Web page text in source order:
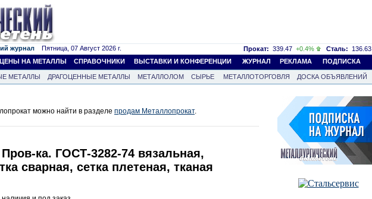
журнал Пятница, 07 Август 2026 г. Прокат: 339.47 +0.4% Сталь: 136.63
ЦЕНЫ НА МЕТАЛЛЫ СПРАВОЧНИКИ ВЫСТАВКИ И КОНФЕРЕНЦИИ ЖУРНАЛ РЕКЛАМА ПОДПИСКА
МЕТАЛЛЫ ДРАГОЦЕННЫЕ МЕТАЛЛЫ МЕТАЛЛОЛОМ СЫРЬЕ МЕТАЛЛОТОРГОВЛЯ
ДОСКА ОБЪЯВЛЕНИЙ
можно найти в разделе продам Металлопрокат.
ка. ГОСТ-3282-74 вязальная,
сварная, сетка плетеная, тканая